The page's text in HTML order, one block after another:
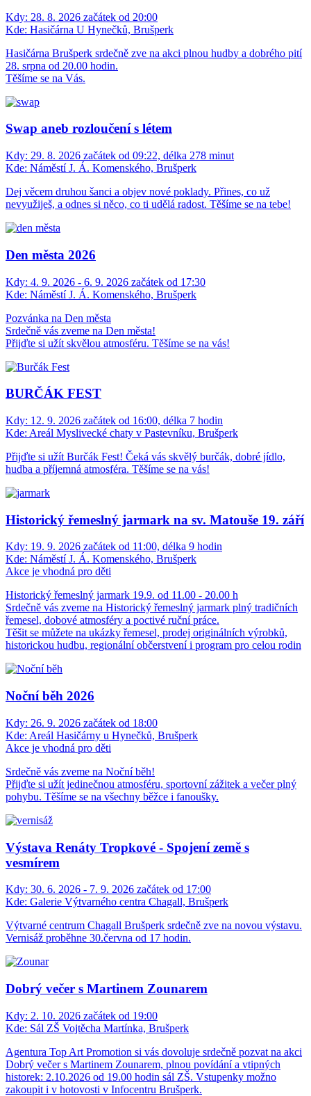
Kdy: 28. 8. 2026 začátek od 20:00
Kde: Hasičárna U Hynečků, Brušperk
Hasičárna Brušperk srdečně zve na akci plnou hudby a dobrého pití
28. srpna od 20.00 hodin.
Těšíme se na Vás.
Swap aneb rozloučení s létem
Kdy: 29. 8. 2026 začátek od 09:22, délka 278 minut
Kde: Náměstí J. Á. Komenského, Brušperk
Dej věcem druhou šanci a objev nové poklady. Přines, co už
nevyužiješ, a odnes si něco, co ti udělá radost. Těšíme se na tebe!
Den města 2026
Kdy: 4. 9. 2026 - 6. 9. 2026 začátek od 17:30
Kde: Náměstí J. Á. Komenského, Brušperk
Pozvánka na Den města
Srdečně vás zveme na Den města!
Přijďte si užít skvělou atmosféru. Těšíme se na vás!
BURČÁK FEST
Kdy: 12. 9. 2026 začátek od 16:00, délka 7 hodin
Kde: Areál Myslivecké chaty v Pastevníku, Brušperk
Přijďte si užít Burčák Fest! Čeká vás skvělý burčák, dobré jídlo,
hudba a příjemná atmosféra. Těšíme se na vás!
Historický řemeslný jarmark na sv. Matouše 19. září
Kdy: 19. 9. 2026 začátek od 11:00, délka 9 hodin
Kde: Náměstí J. Á. Komenského, Brušperk
Akce je vhodná pro děti
Historický řemeslný jarmark 19.9. od 11.00 - 20.00 h
Srdečně vás zveme na Historický řemeslný jarmark plný tradičních
řemesel, dobové atmosféry a poctivé ruční práce.
Těšit se můžete na ukázky řemesel, prodej originálních výrobků,
historickou hudbu, regionální občerstvení i program pro celou rodin
Noční běh 2026
Kdy: 26. 9. 2026 začátek od 18:00
Kde: Areál Hasičárny u Hynečků, Brušperk
Akce je vhodná pro děti
Srdečně vás zveme na Noční běh!
Přijďte si užít jedinečnou atmosféru, sportovní zážitek a večer plný
pohybu. Těšíme se na všechny běžce i fanoušky.
Výstava Renáty Tropkové - Spojení země s
vesmírem
Kdy: 30. 6. 2026 - 7. 9. 2026 začátek od 17:00
Kde: Galerie Výtvarného centra Chagall, Brušperk
Výtvarné centrum Chagall Brušperk srdečně zve na novou výstavu.
Vernisáž proběhne 30.června od 17 hodin.
Dobrý večer s Martinem Zounarem
Kdy: 2. 10. 2026 začátek od 19:00
Kde: Sál ZŠ Vojtěcha Martínka, Brušperk
Agentura Top Art Promotion si vás dovoluje srdečně pozvat na akci
Dobrý večer s Martinem Zounarem, plnou povídání a vtipných
historek: 2.10.2026 od 19.00 hodin sál ZŠ. Vstupenky možno
zakoupit i v hotovosti v Infocentru Brušperk.